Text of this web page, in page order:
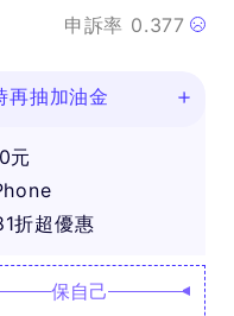
申訴率 0.377
再抽加油金
元
折超優惠
保自己